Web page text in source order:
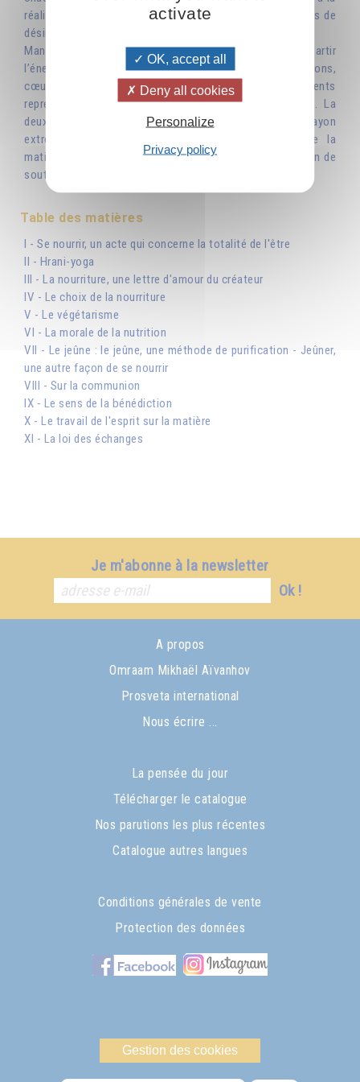
réaliser, car la nutrition n’est rien d’autre qu’un processus de
désintégration de la matière.
Manger, c’est apprendre à désagréger la matière et à répartir
l’énergie ainsi extraite dans tous les organes : poumons,
cœur, cerveau… Mâcher lentement et longuement les aliments
représente une première étape de cette désintégration. La
deuxième étape est le travail de la pensée qui, tel un rayon
extrêmement pénétrant, s’introduit jusqu’au cœur de la
matière dont elle libère les énergies les plus subtiles afin de
soutenir le travail de l’âme et de l’esprit. »
Table des matières
I - Se nourrir, un acte qui concerne la totalité de l'être
II - Hrani-yoga
III - La nourriture, une lettre d'amour du créateur
IV - Le choix de la nourriture
V - Le végétarisme
VI - La morale de la nutrition
VII - Le jeûne : le jeûne, une méthode de purification - Jeûner,
une autre façon de se nourrir
VIII - Sur la communion
IX - Le sens de la bénédiction
X - Le travail de l'esprit sur la matière
XI - La loi des échanges
Je m'abonne à la newsletter
Ok !
A propos
Omraam Mikhaël Aïvanhov
Prosveta international
Nous écrire ...
La pensée du jour
Télécharger le catalogue
Nos parutions les plus récentes
Catalogue autres langues
Conditions générales de vente
Protection des données
Gestion des cookies
activate
OK, accept all
Deny all cookies
Personalize
Privacy policy